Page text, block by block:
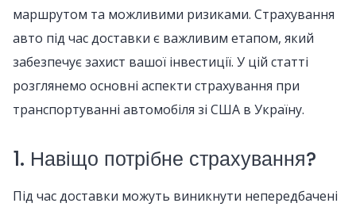
маршрутом та можливими ризиками. Страхування
авто під час доставки є важливим етапом, який
забезпечує захист вашої інвестиції. У цій статті
розглянемо основні аспекти страхування при
транспортуванні автомобіля зі США в Україну.
1. Навіщо потрібне страхування?
Під час доставки можуть виникнути непередбачені